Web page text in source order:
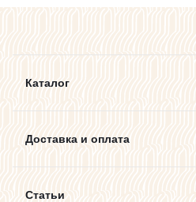
Каталог
Доставка и оплата
Статьи